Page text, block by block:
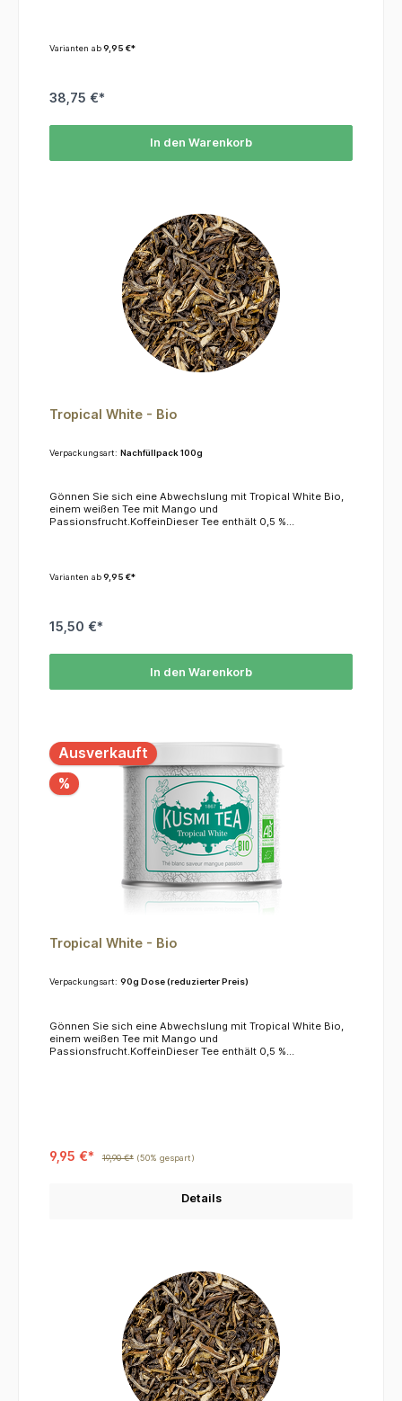
Varianten ab9,95 €*
38,75 €*
In den Warenkorb
Tropical White - Bio
Verpackungsart: Nachfüllpack 100g
Gönnen Sie sich eine Abwechslung mit Tropical White Bio,
einem weißen Tee mit Mango und
Passionsfrucht.KoffeinDieser Tee enthält 0,5 %
Varianten ab9,95 €*
15,50 €*
In den Warenkorb
Ausverkauft
%
Tropical White - Bio
Verpackungsart: 90g Dose (reduzierter Preis)
Gönnen Sie sich eine Abwechslung mit Tropical White Bio,
einem weißen Tee mit Mango und
Passionsfrucht.KoffeinDieser Tee enthält 0,5 %
9,95 €* 19,90 €* (50% gespart)
Details